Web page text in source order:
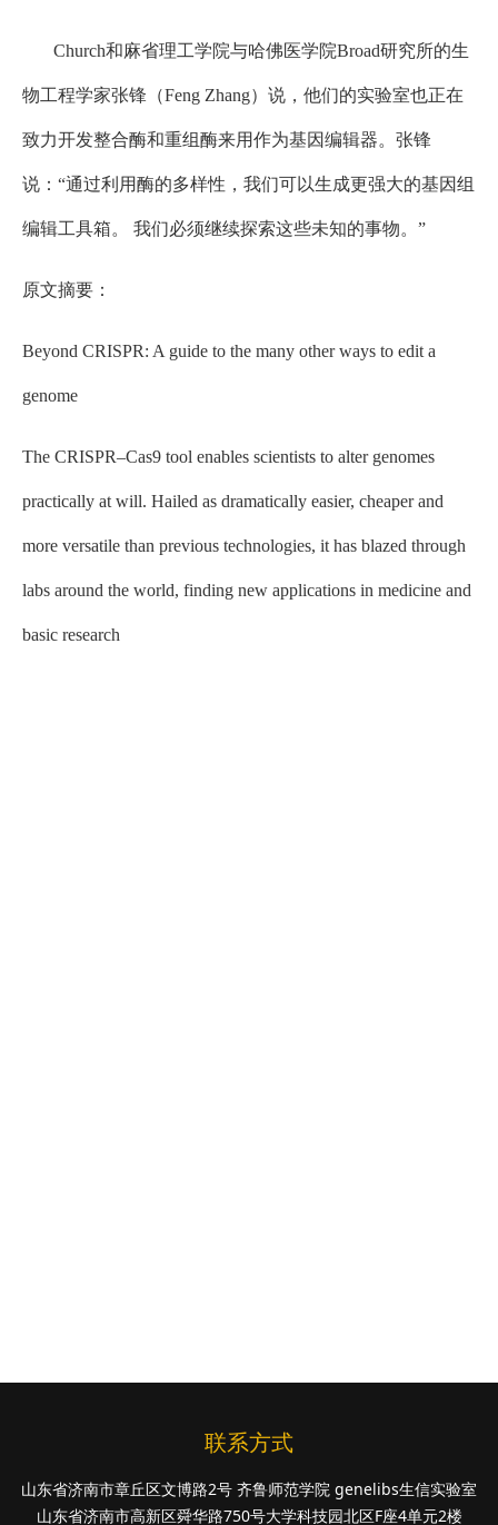
Church和麻省理工学院与哈佛医学院Broad研究所的生
物工程学家张锋（Feng Zhang）说，他们的实验室也正在
致力开发整合酶和重组酶来用作为基因编辑器。张锋
说：“通过利用酶的多样性，我们可以生成更强大的基因组
编辑工具箱。 我们必须继续探索这些未知的事物。”
原文摘要：
Beyond CRISPR: A guide to the many other ways to edit a
genome
The CRISPR–Cas9 tool enables scientists to alter genomes
practically at will. Hailed as dramatically easier, cheaper and
more versatile than previous technologies, it has blazed through
labs around the world, finding new applications in medicine and
basic research
联系方式
山东省济南市章丘区文博路2号 齐鲁师范学院 genelibs生信实验室
山东省济南市高新区舜华路750号大学科技园北区F座4单元2楼